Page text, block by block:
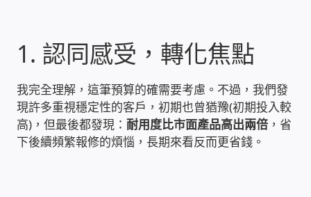
聯絡我們
徵 伙伴
公益贊助、社會貢獻
1. 認同感受，轉化焦點
我完全理解，這筆預算的確需要考慮。不過，我們發
現許多重視穩定性的客戶，初期也曾猶豫(初期投入較
高)，但最後都發現：耐用度比市面產品高出兩倍 ，省
下後續頻繁報修的煩惱，長期來看反而更省錢。